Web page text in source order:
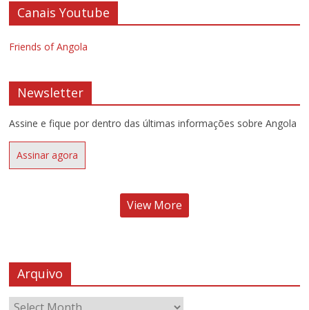
Canais Youtube
Friends of Angola
Newsletter
Assine e fique por dentro das últimas informações sobre Angola
Assinar agora
View More
Arquivo